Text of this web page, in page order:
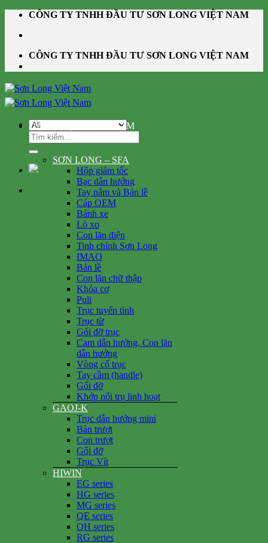
Skip
content
CÔNG TY TNHH ĐẦU TƯ SƠN LONG VIỆT NAM
CÔNG TY TNHH ĐẦU TƯ SƠN LONG VIỆT NAM
Tìm
kiếm:
DANH MỤC SẢN PHẨM
SƠN LONG – SFA
Hộp giảm tốc
Bạc dẫn hướng
Tay nắm và Bản lề
Cáp OEM
Bánh xe
Lò xo
Con lăn điện
Tinh chỉnh Sơn Long
IMAO
Bản lề
Con lăn chữ thập
Khóa cơ
Puli
Trục tuyến tính
Trục từ
Gối đỡ trục
Cam dẫn hướng, Con lăn
dẫn hướng
Vòng cổ trục
Tay cầm (handle)
Gối đỡ
Khớp nối trụ linh hoạt
GAOJ-K
Trục dẫn hướng mini
Bàn trượt
Con trượt
Gối đỡ
Trục Vít
HIWIN
EG series
HG series
MG series
QE series
QH series
RG series